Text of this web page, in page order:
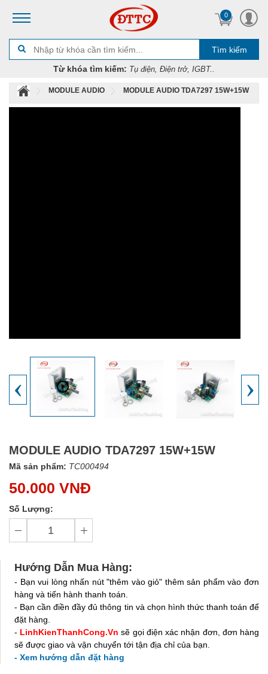
0
Tìm kiếm
Từ khóa tìm kiếm: Tụ điện, Điện trở, IGBT..
MODULE AUDIO MODULE AUDIO TDA7297 15W+15W
‹ ›
MODULE AUDIO TDA7297 15W+15W
Mã sản phẩm: TC000494
50.000 VNĐ
Số Lượng:
Hướng Dẫn Mua Hàng:
- Bạn vui lòng nhấn nút "thêm vào giỏ" thêm sản phẩm vào đơn
hàng và tiến hành thanh toán.
- Bạn cần điền đầy đủ thông tin và chọn hình thức thanh toán để
đặt hàng.
- LinhKienThanhCong.Vn sẽ gọi điện xác nhận đơn, đơn hàng
sẽ được giao và vận chuyển tới tận địa chỉ của bạn.
- Xem hướng dẫn đặt hàng